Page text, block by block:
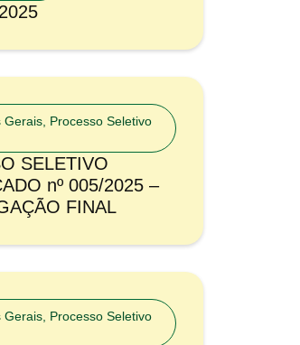
Gerais Processo Seletivo
SELETIVO
nº 005/2025 –
FINAL
Gerais Processo Seletivo